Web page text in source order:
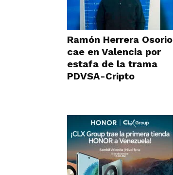
Ramón Herrera Osorio
cae en Valencia por
estafa de la trama
PDVSA-Cripto